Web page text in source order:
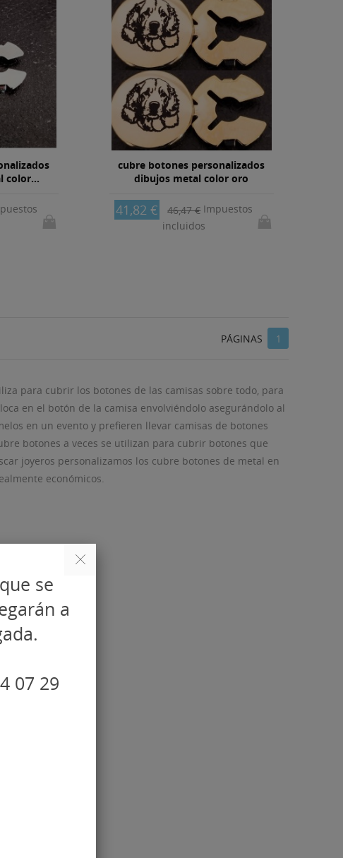
color...
cubre botones personalizados
dibujos metal color oro
41,82 € 46,47 €Impuestos
incluidos
PÁGINAS 1
para cubrir los botones de las camisas sobre todo, para
en el botón de la camisa envolviéndolo asegurándolo al
en un evento y prefieren llevar camisas de botones
botones a veces se utilizan para cubrir botones que
joyeros personalizamos los cubre botones de metal en
económicos.
se
a
07 29